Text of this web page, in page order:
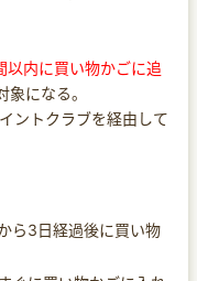
以内に買い物かごに追
象になる。
ントクラブを経由して
ら3日経過後に買い物